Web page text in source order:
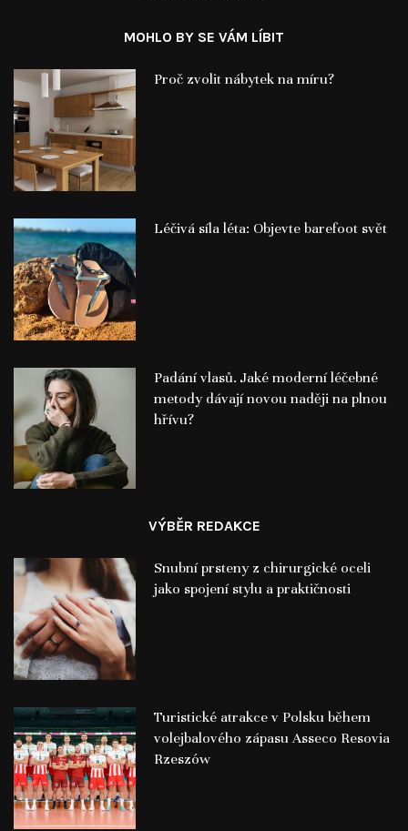
MOHLO BY SE VÁM LÍBIT
Proč zvolit nábytek na míru?
Léčivá síla léta: Objevte barefoot svět
Padání vlasů. Jaké moderní léčebné
metody dávají novou naději na plnou
hřívu?
VÝBĚR REDAKCE
Snubní prsteny z chirurgické oceli
jako spojení stylu a praktičnosti
Turistické atrakce v Polsku během
volejbalového zápasu Asseco Resovia
Rzeszów